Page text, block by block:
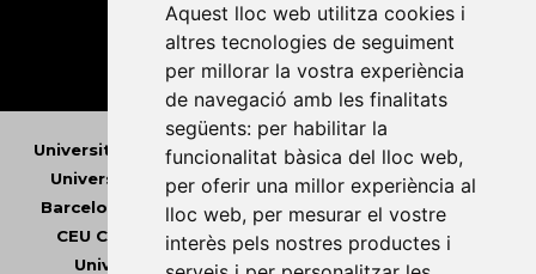
Aquest lloc web utilitza cookies i
altres tecnologies de seguiment
per millorar la vostra experiència
de navegació amb les finalitats
següents: per habilitar la
funcionalitat bàsica del lloc web,
per oferir una millor experiència al
lloc web, per mesurar el vostre
interès pels nostres productes i
Universitat Abat Oliba CEU• Universitat d'Alacant
Universitat d'Andorra•Universitat Autònoma de
Barcelona
Universitat de Barcelona•Universitat
CEU Cardenal Herrera • Universitat de Girona
Universitat de les Illes Balears•Universitat